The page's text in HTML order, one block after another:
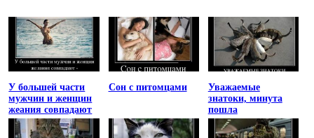
У большей части
мужчин и женщин
жеания совпадают
Сон с питомцами
Уважаемые
знатоки, минута
пошла